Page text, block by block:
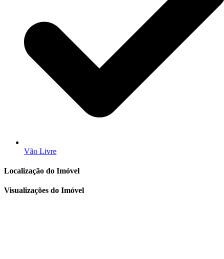
Vão Livre
Localização do Imóvel
Visualizações do Imóvel